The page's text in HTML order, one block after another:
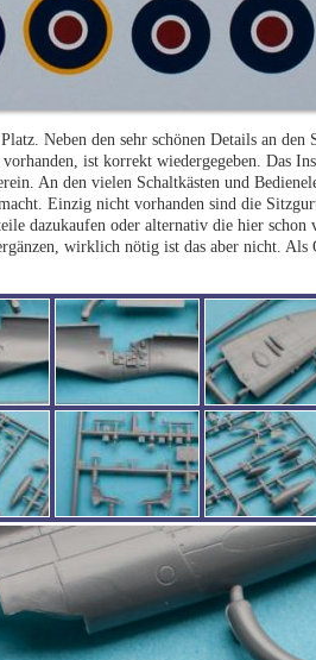
Neben den sehr schönen Details an den
ist korrekt wiedergegeben. Das
An den vielen Schaltkästen und
Einzig nicht vorhanden sind die
dazukaufen oder alternativ die hier schon
wirklich nötig ist das aber nicht. Als